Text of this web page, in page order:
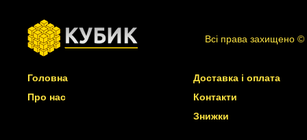
Всі права захищено ©
Головна
Про нас
Доставка і оплата
Контакти
Знижки